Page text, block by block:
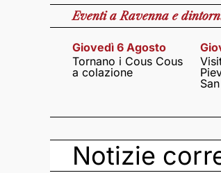
Eventia Ravenna e
Giovedì 6 Agosto
Tornano i Cous Cous
a colazione
Notizie